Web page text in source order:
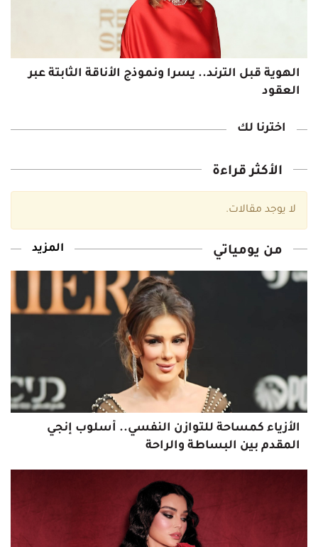
الهوية قبل الترند.. يسرا ونموذج الأناقة الثابتة عبر
العقود
اخترنا لك‎
الأكثر قراءة
لا يوجد مقالات‎.
من يومياتي المزيد
الأزياء كمساحة للتوازن النفسي.. أسلوب إنجي
المقدم بين البساطة والراحة